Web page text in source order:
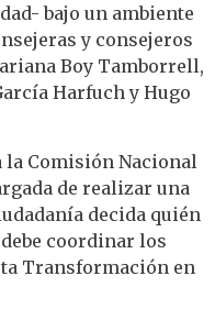
bajo un ambiente
y consejeros
Boy Tamborrell,
Harfuch y Hugo
la Comisión Nacional
de realizar una
decida quién
coordinar los
Transformación en